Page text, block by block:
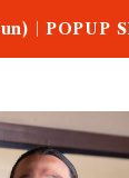
｜POPUP